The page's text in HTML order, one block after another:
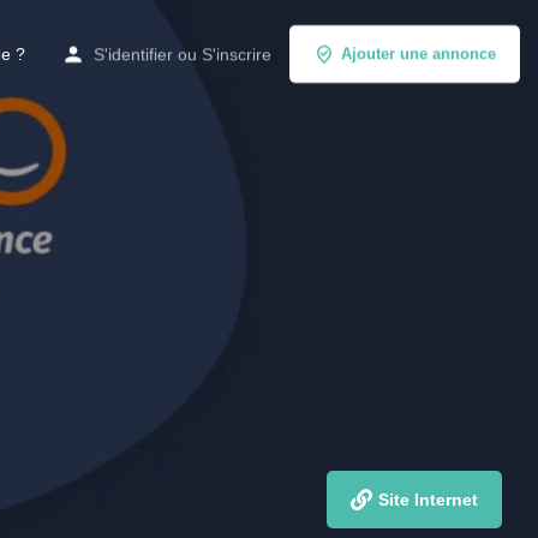
? S'identifier ou S'inscrire Ajouter une annonce
Site Internet